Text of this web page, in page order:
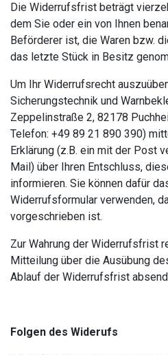
Die Widerrufsfrist beträgt
dem Sie oder ein von Ihnen
Beförderer ist, die Waren bzw.
das letzte Stück in Besitz
Um Ihr Widerrufsrecht
Sicherungstechnik und
Zeppelinstraße 2, 82178
Telefon: +49 89 21 890 390)
Erklärung (z.B. ein mit der Post
Mail) über Ihren Entschluss,
informieren. Sie können dafür
Widerrufsformular verwenden,
vorgeschrieben ist.
Zur Wahrung der Widerrufsfrist
Mitteilung über die Ausübung
Ablauf der Widerrufsfrist
Folgen des Widerufs